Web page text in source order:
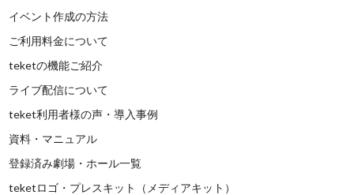
イベント作成の方法
ご利用料金について
teketの機能ご紹介
ライブ配信について
teket利用者様の声・導入事例
資料・マニュアル
登録済み劇場・ホール一覧
teketロゴ・プレスキット（メディアキット）